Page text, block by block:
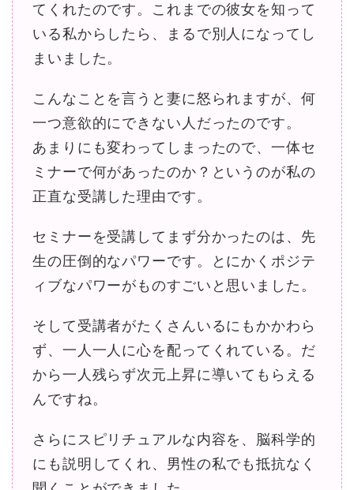
てくれたのです。これまでの彼女を知って
いる私からしたら、まるで別人になってし
まいました。
こんなことを言うと妻に怒られますが、何
一つ意欲的にできない人だったのです。
あまりにも変わってしまったので、一体セ
ミナーで何があったのか？というのが私の
正直な受講した理由です。
セミナーを受講してまず分かったのは、先
生の圧倒的なパワーです。とにかくポジテ
ィブなパワーがものすごいと思いました。
そして受講者がたくさんいるにもかかわら
ず、一人一人に心を配ってくれている。だ
から一人残らず次元上昇に導いてもらえる
んですね。
さらにスピリチュアルな内容を、脳科学的
にも説明してくれ、男性の私でも抵抗なく